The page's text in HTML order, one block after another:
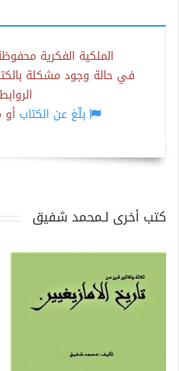
الملكية الفكرية
في حالة وجود مشكلة
بلّغ عن الكتاب
كتب أخرى لـمحمد شفيق